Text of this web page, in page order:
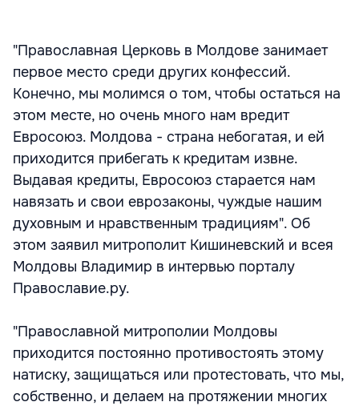
"Православная Церковь в Молдове занимает
первое место среди других конфессий.
Конечно, мы молимся о том, чтобы остаться на
этом месте, но очень много нам вредит
Евросоюз. Молдова - страна небогатая, и ей
приходится прибегать к кредитам извне.
Выдавая кредиты, Евросоюз старается нам
навязать и свои еврозаконы, чуждые нашим
духовным и нравственным традициям". Об
этом заявил митрополит Кишиневский и всея
Молдовы Владимир в интервью порталу
Православие.ру.
"Православной митрополии Молдовы
приходится постоянно противостоять этому
натиску, защищаться или протестовать, что мы,
собственно, и делаем на протяжении многих